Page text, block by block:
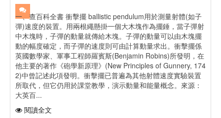
一、查百科全書 衝擊擺 ballistic pendulum用於測量射體(如子
彈)速度的裝置。用兩根繩懸掛一個大木塊作為擺錘，當子彈射
中木塊時，子彈的動量就傳給木塊。子彈的動量可以由木塊擺
動的幅度確定，而子彈的速度則可由計算動量求出。衝擊擺係
英國數學家、軍事工程師羅賓斯(Benjamin Robins)所發明，在
他主要的著作《砲學新原理》(New Principles of Gunnery, 174
2)中曾記述此項發明。衝擊擺已普遍為其他射體速度實驗裝置
所取代，但它仍用於課堂教學，演示動量和能量概念。來源：
大英百...
閱讀全文